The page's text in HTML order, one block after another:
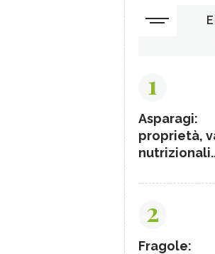
1
Asparagi:
proprietà,
2
Fragole: